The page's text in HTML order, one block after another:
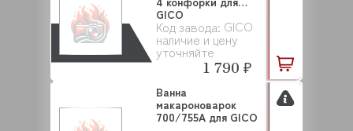
Код завода: GICO
наличие и цену
уточняйте
GICO
1 790 ₽
Ванна
макароноварок
700/755A для GICO